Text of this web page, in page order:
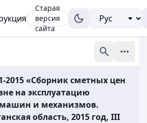
Старая
версия
сайта
2015 «Сборник сметных цен
на эксплуатацию
и механизмов.
область, 2015 год, III